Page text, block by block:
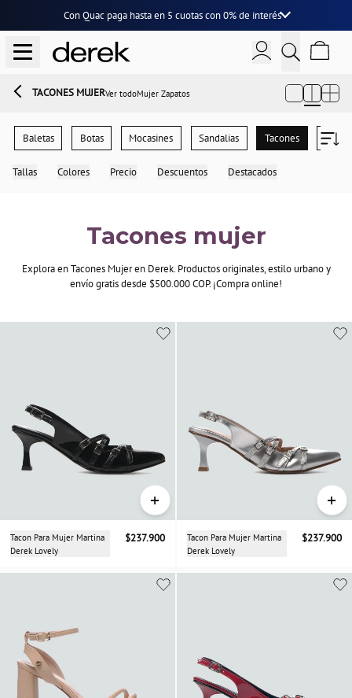
Con Quac paga hasta en 5 cuotascon0% de interés
TACONES MUJER Ver todo Mujer Zapatos
Baletas Botas Mocasines Sandalias Tacones Tenis
Tallas Colores Precio Descuentos Destacados
Tacones mujer
Explora en Tacones Mujer en Derek. Productos originales, estilo urbano y
envío gratis desde $500.000 COP. ¡Compra online!
+
Tacon Para Mujer Martina
Derek Lovely
$237.900
+
Tacon Para Mujer Martina
Derek Lovely
$237.900